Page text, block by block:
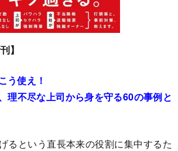
】
う使え！
理不尽な上司から身を守る60の事例と
るという直長本来の役割に集中するた